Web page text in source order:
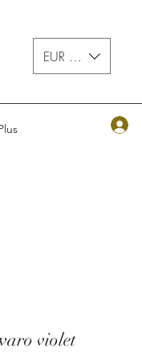
EUR (€)
violet